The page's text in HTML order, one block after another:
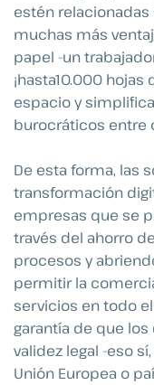
estén
muchas más
papel -un
¡hasta10.000 hojas
espacio y
burocráticos entre
De esta forma, las
transformación
empresas que se
través del ahorro
procesos y
permitir la
servicios en todo
garantía de que
validez legal -eso
Unión Europea o